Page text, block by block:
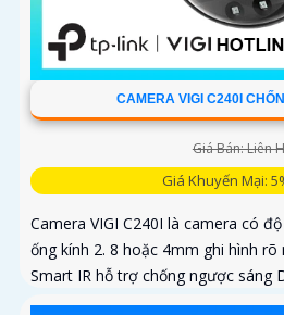
CAMERA VIGI C240I
Giá Bán: Liên
Giá Khuyến Mại:
Camera VIGI C240I là camera có
ống kính 2. 8 hoặc 4mm ghi hình
Smart IR hỗ trợ chống ngược sáng
chống nước IP67 và chống phá